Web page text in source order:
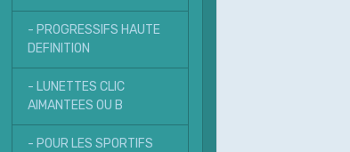
- PROGRESSIFS HAUTE
DEFINITION
- LUNETTES CLIC
AIMANTEES OU B
- POUR LES SPORTIFS